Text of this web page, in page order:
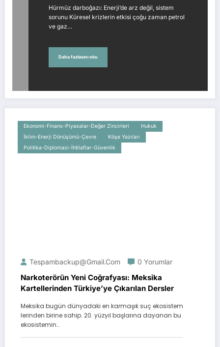
Hürmüz darboğazı: Enerji’de arz değil, sistem
sorunu Küresel krizlerin etkisi çoğu zaman petrol
ve gaz…
Daha fazlasını oku
Ekonomi-Finans-Piyasalar-Değer Zincirleri
Hukuk
İklim-Enerji Dönüşümü-Çevre
Köşe Yazıları
Politika-Diplomasi-İhtilaflar-Güvenlik
Tespambackup@gmail.com 0 Yorumlar
Narkoterörün Yeni Coğrafyası: Meksika
Kartellerinden Türkiye’ye Çıkarılan Dersler
Meksika bugün dünyadaki en karmaşık suç ekosistem
lerinden birine sahip. 20. yüzyıl başlarına dayanan bu
ekosistemin…